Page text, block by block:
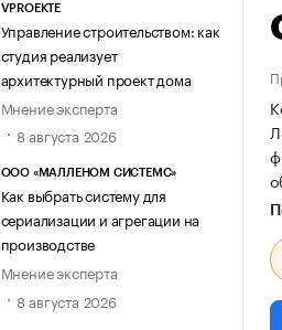
VPROEKTE
Управление строительством: как
студия реализует
архитектурный проект дома
Мнение эксперта
8 августа 2026
ООО «МАЛЛЕНОМ СИСТЕМС»
Как выбрать систему для
сериализации и агрегации на
производстве
Мнение эксперта
8 августа 2026